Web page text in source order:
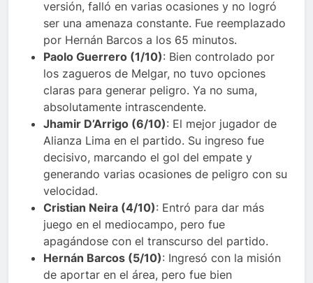
versión, falló en varias ocasiones y no logró
ser una amenaza constante. Fue reemplazado
por Hernán Barcos a los 65 minutos.
Paolo Guerrero (1/10): Bien controlado por
los zagueros de Melgar, no tuvo opciones
claras para generar peligro. Ya no suma,
absolutamente intrascendente.
Jhamir D’Arrigo (6/10): El mejor jugador de
Alianza Lima en el partido. Su ingreso fue
decisivo, marcando el gol del empate y
generando varias ocasiones de peligro con su
velocidad.
Cristian Neira (4/10): Entró para dar más
juego en el mediocampo, pero fue
apagándose con el transcurso del partido.
Hernán Barcos (5/10): Ingresó con la misión
de aportar en el área, pero fue bien